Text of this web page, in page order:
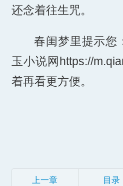
还念着往生咒。
春闺梦里提示您
玉小说网https://
着再看更方便。
上一章 目录